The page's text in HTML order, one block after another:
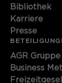
Bibliothek
Karriere
Presse
AGR Gruppe
Business